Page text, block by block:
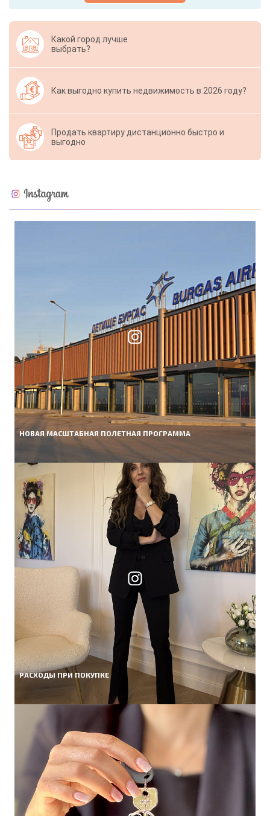
Какой город лучше
выбрать?
Как выгодно купить недвижимость в 2026 году?
Продать квартиру дистанционно быстро и
выгодно
НОВАЯ МАСШТАБНАЯ ПОЛЕТНАЯ ПРОГРАММА
РАСХОДЫ ПРИ ПОКУПКЕ